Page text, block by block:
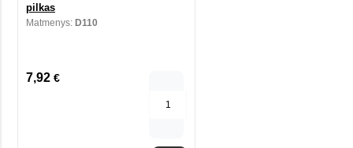
pilkas
Matmenys: D110
7,92 €